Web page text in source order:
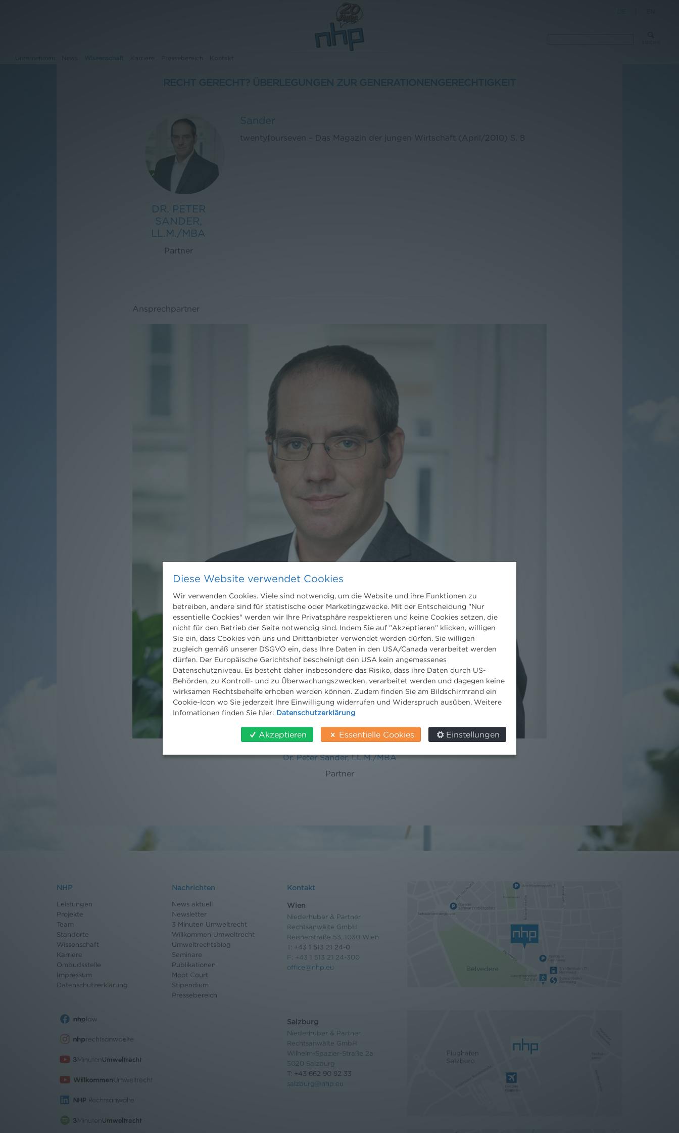
RECHT GERECHT? ÜBERLEGUNGEN ZUR GENERATIONENGERECHTIGKEIT
DR. PETER
SANDER,
LL.M./MBA
Partner
Sander
twentyfourseven – Das Magazin der jungen Wirtschaft (April/2010) S. 8
Ansprechpartner
Dr. Peter Sander, LL.M./MBA
Partner
NHP
Leistungen
Projekte
Team
Standorte
Wissenschaft
Karriere
Ombudsstelle
Impressum
Datenschutzerklärung
Nachrichten
News aktuell
Newsletter
3 Minuten Umweltrecht
Willkommen Umweltrecht
Umweltrechtsblog
Seminare
Publikationen
Moot Court
Stipendium
Pressebereich
Kontakt
Wien
Niederhuber & Partner
Rechtsanwälte GmbH
Reisnerstraße 53, 1030 Wien
T: +43 1 513 21 24-0
F: +43 1 513 21 24-300
office@nhp.eu
Salzburg
Niederhuber & Partner
Rechtsanwälte GmbH
Wilhelm-Spazier-Straße 2a
5020 Salzburg
T: +43 662 90 92 33
salzburg@nhp.eu
Diese Website verwendet Cookies
Wir verwenden Cookies. Viele sind notwendig, um die Website und ihre Funktionen zu
betreiben, andere sind für statistische oder Marketingzwecke. Mit der Entscheidung "Nur
essentielle Cookies" werden wir Ihre Privatsphäre respektieren und keine Cookies setzen, die
nicht für den Betrieb der Seite notwendig sind. Indem Sie auf "Akzeptieren" klicken, willigen
Sie ein, dass Cookies von uns und Drittanbieter verwendet werden dürfen. Sie willigen
zugleich gemäß unserer DSGVO ein, dass Ihre Daten in den USA/Canada verarbeitet werden
dürfen. Der Europäische Gerichtshof bescheinigt den USA kein angemessenes
Datenschutzniveau. Es besteht daher insbesondere das Risiko, dass ihre Daten durch US-
Behörden, zu Kontroll- und zu Überwachungszwecken, verarbeitet werden und dagegen keine
wirksamen Rechtsbehelfe erhoben werden können. Zudem finden Sie am Bildschirmrand ein
Cookie-Icon wo Sie jederzeit Ihre Einwilligung widerrufen und Widerspruch ausüben. Weitere
Infomationen finden Sie hier: Datenschutzerklärung
Akzeptieren Essentielle Cookies Einstellungen